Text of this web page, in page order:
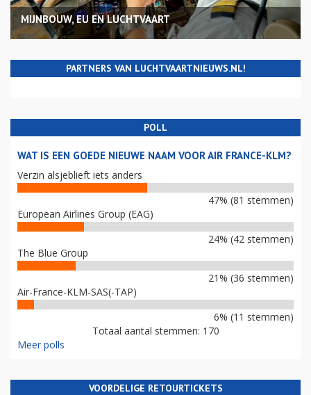
MIJNBOUW, EU EN LUCHTVAART
PARTNERS VAN LUCHTVAARTNIEUWS.NL!
POLL
WAT IS EEN GOEDE NIEUWE NAAM VOOR AIR FRANCE-KLM?
Verzin alsjeblieft iets anders
47% (81 stemmen)
European Airlines Group (EAG)
24% (42 stemmen)
The Blue Group
21% (36 stemmen)
Air-France-KLM-SAS(-TAP)
6% (11 stemmen)
Totaal aantal stemmen: 170
Meer polls
VOORDELIGE RETOURTICKETS